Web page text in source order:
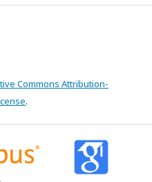
Commons Attribution-
.